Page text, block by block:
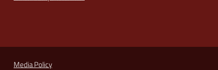
Media Policy